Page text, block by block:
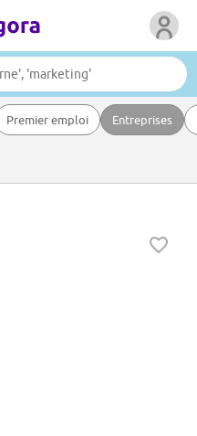
Premier emploi Entreprises